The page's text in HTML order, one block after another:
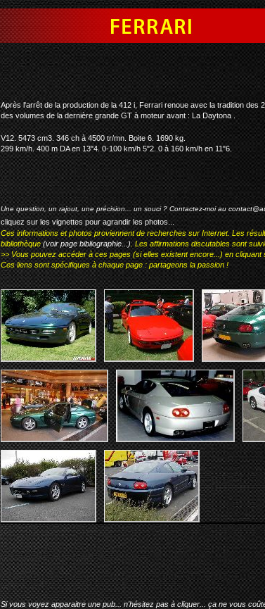
ferrari 456 gt
Après l'arrêt de la production de la 412 i, Ferrari renoue avec la tradition
des volumes de la dernière grande GT à moteur avant : La Daytona .
V12. 5473 cm3. 346 ch à 4500 tr/mn. Boite 6. 1690 kg.
299 km/h. 400 m DA en 13"4. 0-100 km/h 5"2. 0 à 160 km/h en 11"6.
Une question, un rajout, une précision... un souci ? Contactez-moi au
cliquez sur les vignettes pour agrandir les photos...
Ces informations et photos proviennent de recherches sur Internet. Les
bibliothèque(voir page bibliographie...). Les affirmations discutables sont
>> Vous pouvez accéder à ces pages (si elles existent encore...) en
Ces liens sont spécifiques à chaque page : partageons la passion !
Si vous voyez apparaitre une pub... n'hésitez pas à cliquer... ça ne vous